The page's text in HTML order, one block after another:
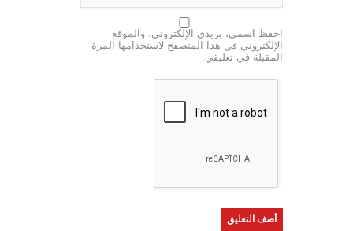
احفظ اسمي، بريدي الإلكتروني، والموقع
الإلكتروني في هذا المتصفح لاستخدامها المرة
المقبلة في تعليقي.